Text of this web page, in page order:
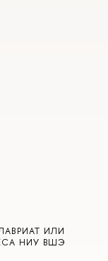
ИЛИ
НИУ ВШЭ